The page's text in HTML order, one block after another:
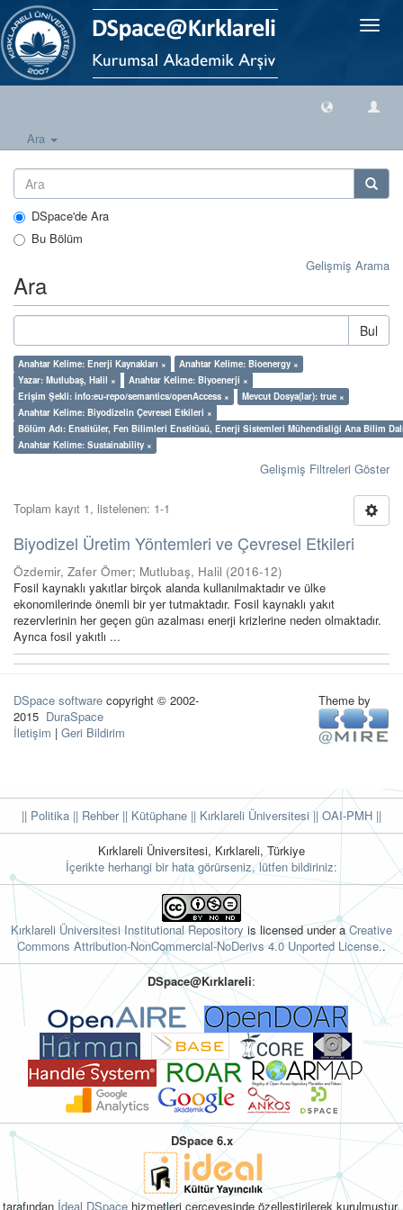
Geçiş
Ara
DSpace'de Ara
Bu Bölüm
Gelişmiş Arama
Ara
Bul
Anahtar Kelime: Enerji Kaynakları ×
Anahtar Kelime: Bioenergy ×
Yazar: Mutlubaş, Halil ×
Anahtar Kelime: Biyoenerji ×
Erişim Şekli: info:eu-repo/semantics/openAccess ×
Mevcut Dosya(lar): true ×
Anahtar Kelime: Biyodizelin Çevresel Etkileri ×
Bölüm Adı: Enstitüler, Fen Bilimleri Enstitüsü, Enerji Sistemleri Mühendisliği Ana Bilim
Anahtar Kelime: Sustainability ×
Gelişmiş Filtreleri Göster
Toplam kayıt 1, listelenen: 1-1
Biyodizel Üretim Yöntemleri ve Çevresel Etkileri
Özdemir, Zafer Ömer; Mutlubaş, Halil (2016-12)
Fosil kaynaklı yakıtlar birçok alanda kullanılmaktadır ve ülke
ekonomilerinde önemli bir yer tutmaktadır. Fosil kaynaklı yakıt
rezervlerinin her geçen gün azalması enerji krizlerine neden olmaktadır.
Ayrıca fosil yakıtlı ...
DSpace software copyright © 2002-
2015 DuraSpace
İletişim | Geri Bildirim
Theme by
|| Politika || Rehber|| Kütüphane || Kırklareli Üniversitesi || OAI-PMH ||
Kırklareli Üniversitesi, Kırklareli, Türkiye
İçerikte herhangi bir hata görürseniz, lütfen bildiriniz:
Kırklareli Üniversitesi Institutional Repository is licensed under aCreative
Commons Attribution-NonCommercial-NoDerivs 4.0 Unported License..
DSpace@Kırklareli:
DSpace 6.x
tarafından İdeal DSpacehizmetleri çerçevesinde özelleştirilerek kurulmuştur.